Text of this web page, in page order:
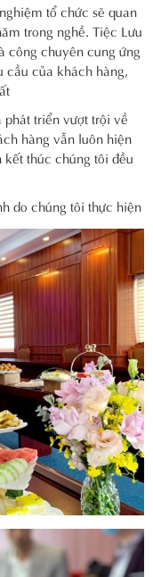
tổ chức sẽ quan
trong nghề. Tiệc Lưu
công chuyên cung ứng
cầu của khách hàng,
triển vượt trội về
hàng vẫn luôn hiện
thúc chúng tôi đều
do chúng tôi thực hiện